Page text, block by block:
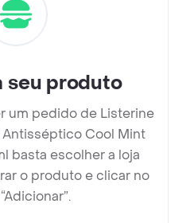
seu produto
um pedido de Listerine
Antisséptico Cool Mint
basta escolher a loja
o produto e clicar no